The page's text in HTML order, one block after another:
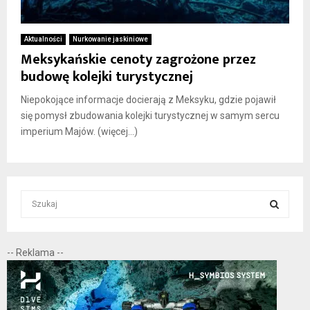
Aktualności Nurkowanie jaskiniowe
Meksykańskie cenoty zagrożone przez
budowę kolejki turystycznej
Niepokojące informacje docierają z Meksyku, gdzie pojawił
się pomysł zbudowania kolejki turystycznej w samym sercu
imperium Majów. (więcej…)
c
h
f
o
E
A
-- Reklama --